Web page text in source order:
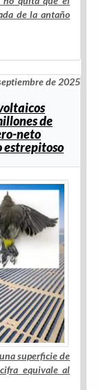
de la antaño
de 2025
de
neto
estrepitoso
superficie de
equivale al